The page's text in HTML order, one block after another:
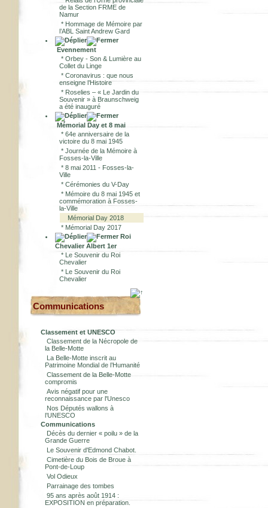
de la Section FRME de
Namur
* Hommage de Mémoire par
l’ABL Saint Andrew Gard
Evennement
* Orbey - Son & Lumière au
Collet du Linge
* Coronavirus : que nous
enseigne l’Histoire
* Roselies – « Le Jardin du
Souvenir » à Braunschweig
a été inauguré
Mémorial Day et 8 mai
* 64e anniversaire de la
victoire du 8 mai 1945
* Journée de la Mémoire à
Fosses-la-Ville
* 8 mai 2011 - Fosses-la-
Ville
* Cérémonies du V-Day
* Mémoire du 8 mai 1945 et
commémoration à Fosses-
la-Ville
Mémorial Day 2018
* Mémorial Day 2017
Roi
Chevalier Albert 1er
* Le Souvenir du Roi
Chevalier
* Le Souvenir du Roi
Chevalier
Communications
Classement et UNESCO
Classement de la Nécropole de
la Belle-Motte
La Belle-Motte inscrit au
Patrimoine Mondial de l’Humanité
Classement de la Belle-Motte
compromis
Avis négatif pour une
reconnaissance par l'Unesco
Nos Députés wallons à
l’UNESCO
Communications
Décès du dernier « poilu » de la
Grande Guerre
Le Souvenir d'Edmond Chabot.
Cimetière du Bois de Broue à
Pont-de-Loup
Vol Odieux
Parrainage des tombes
95 ans après août 1914 :
EXPOSITION en préparation.